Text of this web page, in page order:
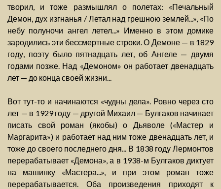
творил, и тоже размышлял о полетах: «Печальный
Демон, дух изгнанья / Летал над грешною землей...», «По
небу полуночи ангел летел...» Именно в этом домике
зародились эти бессмертные строки. О Демоне — в 1829
году, поэту было пятнадцать лет, об Ангеле — двумя
годами позже. Над «Демоном» он работает двенадцать
лет — до конца своей жизни...
Вот тут-то и начинаются «чудны дела». Ровно через сто
лет — в 1929 году — другой Михаил — Булгаков начинает
писать свой роман (якобы) о Дьяволе («Мастер и
Маргарита») и работает над ним тоже двенадцать лет, и
тоже до своего последнего дня... В 1838 году Лермонтов
перерабатывает «Демона», а в 1938-м Булгаков диктует
на машинку «Мастера...», и при этом роман тоже
перерабатывается. Оба произведения приходят к